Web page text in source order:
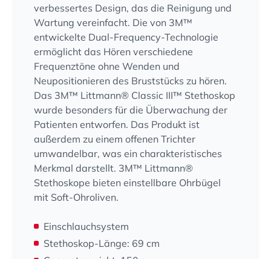
verbessertes Design, das die Reinigung und
Wartung vereinfacht. Die von 3M™
entwickelte Dual-Frequency-Technologie
ermöglicht das Hören verschiedene
Frequenztöne ohne Wenden und
Neupositionieren des Bruststücks zu hören.
Das 3M™ Littmann® Classic III™ Stethoskop
wurde besonders für die Überwachung der
Patienten entworfen. Das Produkt ist
außerdem zu einem offenen Trichter
umwandelbar, was ein charakteristisches
Merkmal darstellt. 3M™ Littmann®
Stethoskope bieten einstellbare Ohrbügel
mit Soft-Ohroliven.
Einschlauchsystem
Stethoskop-Länge: 69 cm